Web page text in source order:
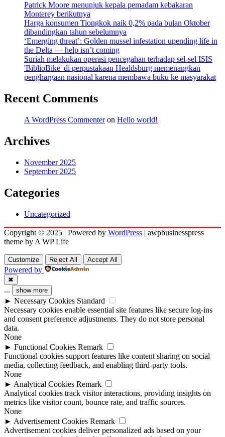
Patrick Moore menunjuk kepala pemadam kebakaran
Monterey berikutnya
Harga konsumen Tiongkok naik 0,2% pada bulan Oktober
dibandingkan tahun sebelumnya
‘Emerging threat’: Golden mussel infestation upending life in
the Delta — help isn’t coming
Suriah melakukan operasi pencegahan terhadap sel-sel ISIS
'BiblioBike' di perpustakaan Healdsburg memenangkan
penghargaan nasional karena membawa buku ke masyarakat
Recent Comments
A WordPress Commenteron Hello world!
Archives
November 2025
September 2025
Categories
Uncategorized
Copyright © 2025 | Powered by WordPress | awpbusinesspress
theme by A WP Life
Customize Reject All Accept All
Powered by
✖
... show more
► Necessary Cookies Standard
Necessary cookies enable essential site features like secure log-ins
and consent preference adjustments. They do not store personal
data.
None
► Functional Cookies Remark
Functional cookies support features like content sharing on social
media, collecting feedback, and enabling third-party tools.
None
► Analytical Cookies Remark
Analytical cookies track visitor interactions, providing insights on
metrics like visitor count, bounce rate, and traffic sources.
None
► Advertisement Cookies Remark
Advertisement cookies deliver personalized ads based on your